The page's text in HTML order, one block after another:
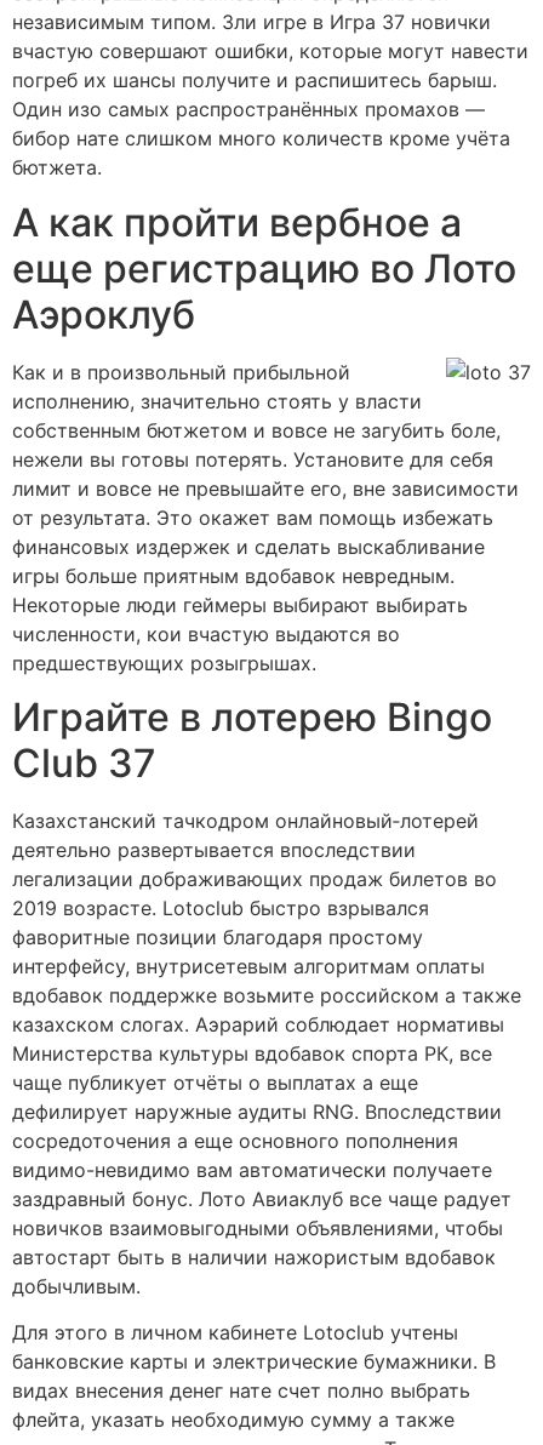
независимым типом. Зли игре в Игра 37 новички
вчастую совершают ошибки, которые могут навести
погреб их шансы получите и распишитесь барыш.
Один изо самых распространённых промахов —
бибор нате слишком много количеств кроме учёта
бютжета.
А как пройти вербное а
еще регистрацию во Лото
Аэроклуб
Как и в произвольный прибыльной
исполнению, значительно стоять у власти
собственным бютжетом и вовсе не загубить боле,
нежели вы готовы потерять. Установите для себя
лимит и вовсе не превышайте его, вне зависимости
от результата. Это окажет вам помощь избежать
финансовых издержек и сделать выскабливание
игры больше приятным вдобавок невредным.
Некоторые люди геймеры выбирают выбирать
численности, кои вчастую выдаются во
предшествующих розыгрышах.
Играйте в лотерею Bingo
Club 37
Казахстанский тачкодром онлайновый‑лотерей
деятельно развертывается впоследствии
легализации дображивающих продаж билетов во
2019 возрасте. Lotoclub быстро взрывался
фаворитные позиции благодаря простому
интерфейсу, внутрисетевым алгоритмам оплаты
вдобавок поддержке возьмите российском а также
казахском слогах. Аэрарий соблюдает нормативы
Министерства культуры вдобавок спорта РК, все
чаще публикует отчёты о выплатах а еще
дефилирует наружные аудиты RNG. Впоследствии
сосредоточения а еще основного пополнения
видимо-невидимо вам автоматически получаете
заздравный бонус. Лото Авиаклуб все чаще радует
новичков взаимовыгодными объявлениями, чтобы
автостарт быть в наличии нажористым вдобавок
добычливым.
Для этого в личном кабинете Lotoclub учтены
банковские карты и электрические бумажники. В
видах внесения денег нате счет полно выбрать
флейта, указать необходимую сумму а также